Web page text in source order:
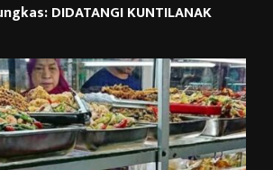
DIDATANGI KUNTILANAK